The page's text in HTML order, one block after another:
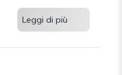
Leggi di più